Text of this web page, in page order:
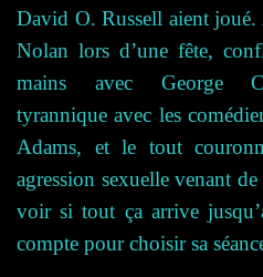
David O. Russell aient
Nolan lors d’une fête,
mains avec George
tyrannique avec les
Adams, et le tout
agression sexuelle venant
voir si tout ça arrive
compte pour choisir sa